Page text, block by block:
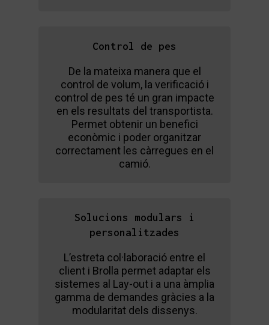
Control de pes
De la mateixa manera que el
control de volum, la verificació i
control de pes té un gran impacte
en els resultats del transportista.
Permet obtenir un benefici
econòmic i poder organitzar
correctament les càrregues en el
camió.
Solucions modulars i
personalitzades
L’estreta col·laboració entre el
client i Brolla permet adaptar els
sistemes al Lay-out i a una àmplia
gamma de demandes gràcies a la
modularitat dels dissenys.